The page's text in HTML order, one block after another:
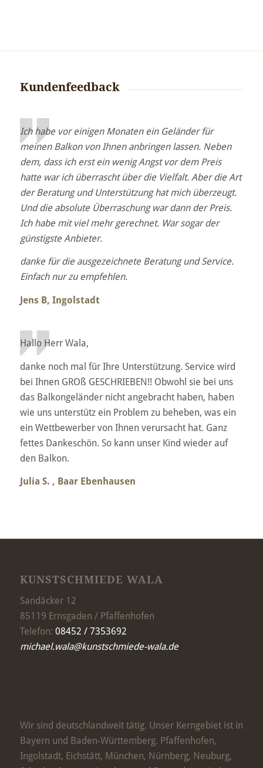
Kundenfeedback
Ich habe vor einigen Monaten ein Geländer für
meinen Balkon von Ihnen anbringen lassen. Neben
dem, dass ich erst ein wenig Angst vor dem Preis
hatte war ich überrascht über die Vielfalt. Aber die Art
der Beratung und Unterstützung hat mich überzeugt.
Und die absolute Überraschung war dann der Preis.
Ich habe mit viel mehr gerechnet. War sogar der
günstigste Anbieter.
danke für die ausgezeichnete Beratung und Service.
Einfach nur zu empfehlen.
Jens B, Ingolstadt
Hallo Herr Wala,
danke noch mal für Ihre Unterstützung. Service wird
bei Ihnen GROß GESCHRIEBEN!! Obwohl sie bei uns
das Balkongeländer nicht angebracht haben, haben
wie uns unterstütz ein Problem zu beheben, was ein
ein Wettbewerber von Ihnen verursacht hat. Ganz
fettes Dankeschön. So kann unser Kind wieder auf
den Balkon.
Julia S. , Baar Ebenhausen
KUNSTSCHMIEDE WALA
Sandäcker 12
85119 Ernsgaden / Pfaffenhofen
Telefon: 08452 / 7353692
michael.wala@kunstschmiede-wala.de
Wir sind deutschlandweit tätig. Unser Kerngebiet ist in
Bayern und Baden-Württemberg. Pfaffenhofen,
Ingolstadt, Eichstätt, München, Nürnberg, Neuburg,